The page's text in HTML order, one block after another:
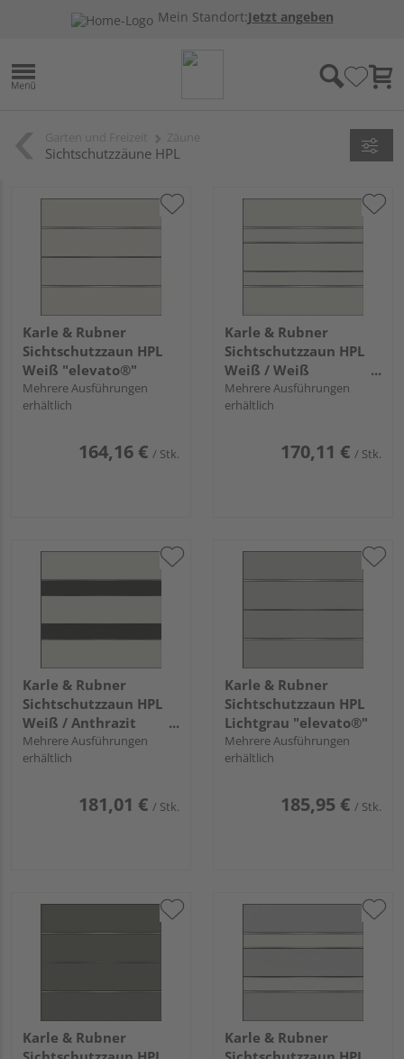
Mein Standort:Jetzt angeben
Sichtschutzzäune HPL
Karle & Rubner
Sichtschutzzaun HPL
Weiß "elevato®"
Mehrere Ausführungen
erhältlich
164,16 € / Stk.
Karle & Rubner
Sichtschutzzaun HPL
Weiß / Weiß
"elevato®"
Mehrere Ausführungen
erhältlich
170,11 € / Stk.
Karle & Rubner
Sichtschutzzaun HPL
Weiß / Anthrazit
"elevato®"
Mehrere Ausführungen
erhältlich
181,01 € / Stk.
Karle & Rubner
Sichtschutzzaun HPL
Lichtgrau "elevato®"
Mehrere Ausführungen
erhältlich
185,95 € / Stk.
Karle & Rubner
Karle & Rubner